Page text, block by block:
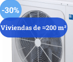
-30%
Viviendas de ≈200 m²